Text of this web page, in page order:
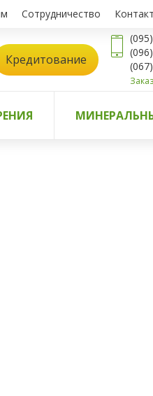
Сотрудничество
Кредитование